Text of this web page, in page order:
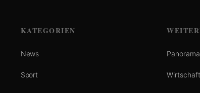
KATEGORIEN
News
Sport
Panorama
Wirtschaft